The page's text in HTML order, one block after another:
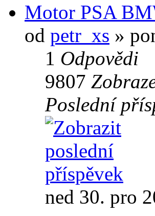
Motor PSA
od petr_xs »
1 Odpovědi
9807
Poslední
ned 30. pro